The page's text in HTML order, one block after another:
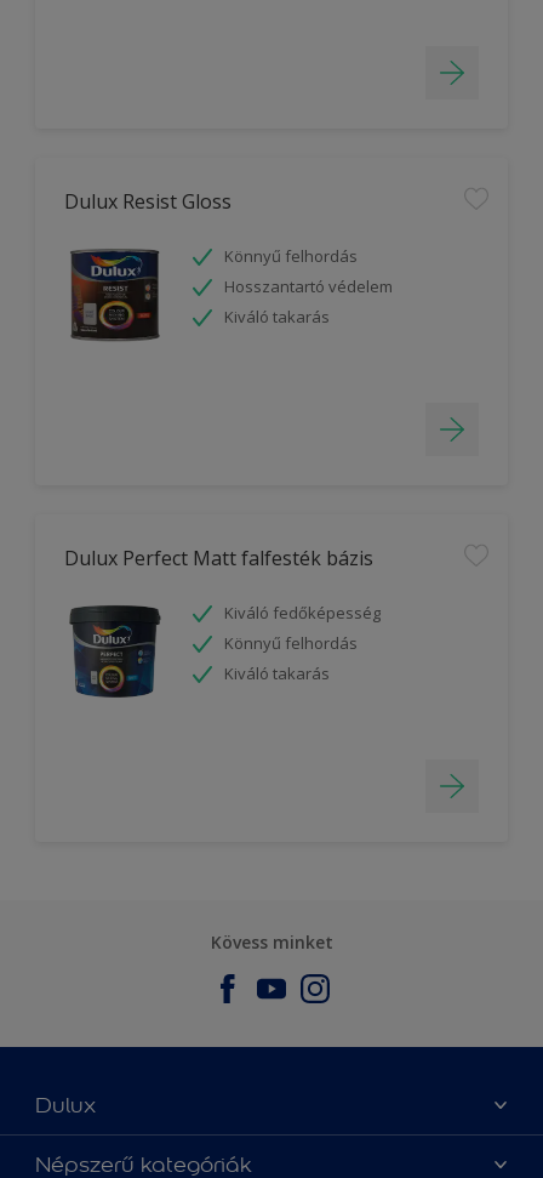
Dulux Resist Gloss
Könnyű felhordás
Hosszantartó védelem
Kiváló takarás
Dulux Perfect Matt falfesték bázis
Kiváló fedőképesség
Könnyű felhordás
Kiváló takarás
Kövess minket
Dulux
Üzlet keresése
Népszerű kategóriák